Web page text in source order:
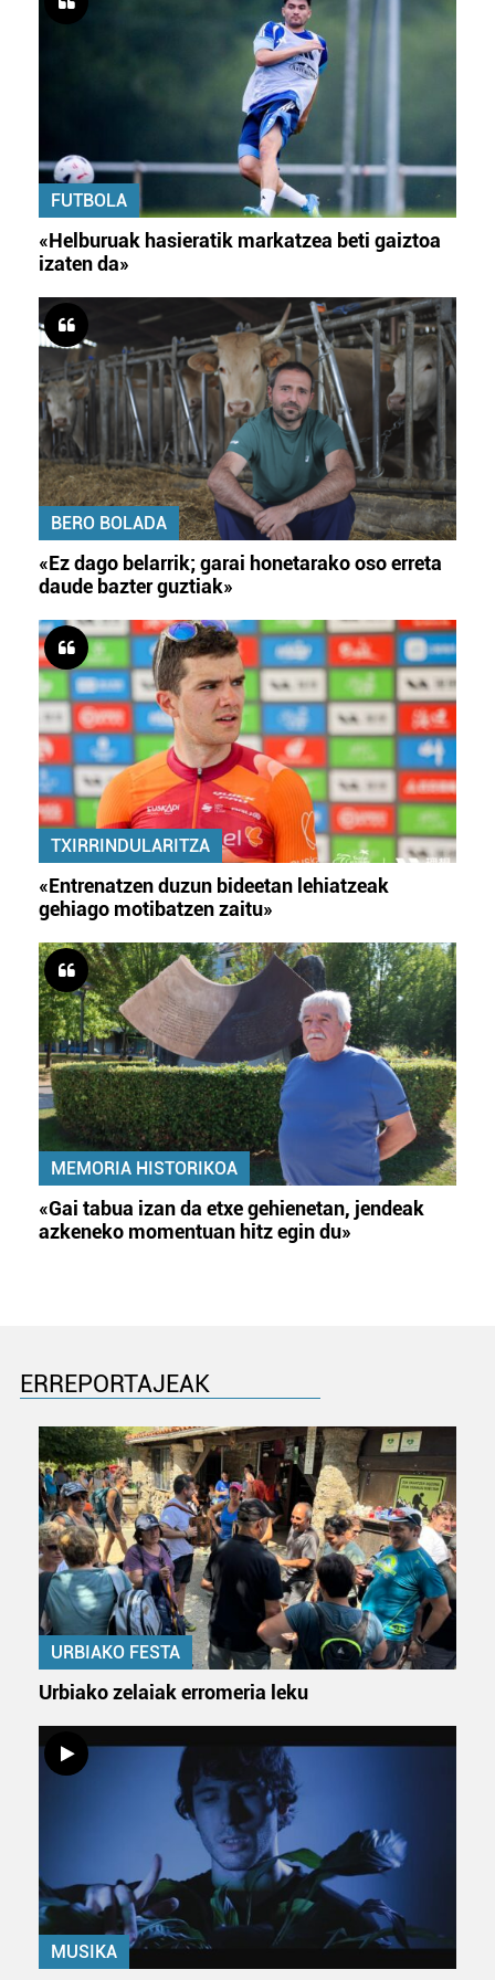
FUTBOLA
«Helburuak hasieratik markatzea beti gaiztoa
izaten da»
BERO BOLADA
«Ez dago belarrik; garai honetarako oso erreta
daude bazter guztiak»
TXIRRINDULARITZA
«Entrenatzen duzun bideetan lehiatzeak
gehiago motibatzen zaitu»
MEMORIA HISTORIKOA
«Gai tabua izan da etxe gehienetan, jendeak
azkeneko momentuan hitz egin du»
ERREPORTAJEAK
URBIAKO FESTA
Urbiako zelaiak erromeria leku
MUSIKA